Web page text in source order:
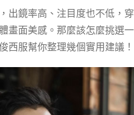
出鏡率高、注目度也不低，穿
畫面美感。那麼該怎麼挑選一
西服幫你整理幾個實用建議！